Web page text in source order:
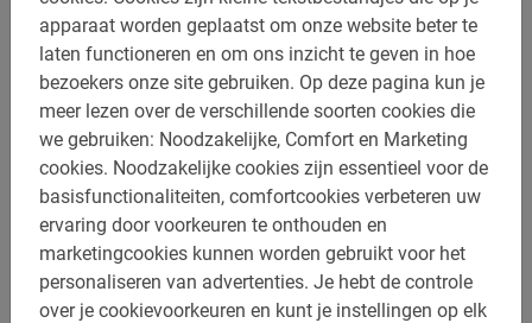
apparaat worden geplaatst om onze website beter te
laten functioneren en om ons inzicht te geven in hoe
bezoekers onze site gebruiken. Op deze pagina kun je
meer lezen over de verschillende soorten cookies die
we gebruiken: Noodzakelijke, Comfort en Marketing
cookies. Noodzakelijke cookies zijn essentieel voor de
basisfunctionaliteiten, comfortcookies verbeteren uw
ervaring door voorkeuren te onthouden en
marketingcookies kunnen worden gebruikt voor het
personaliseren van advertenties. Je hebt de controle
over je cookievoorkeuren en kunt je instellingen op elk
3 uur
Bangkok Fietstocht By Night
Laat je verrassen door the city by night tijdens deze tour.
Fiets in de avond op een rustige manier langs de highlights.
4.7 (11)
฿ 1550,-